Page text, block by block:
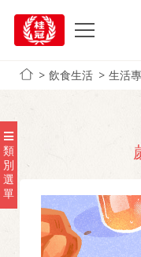
飲食生活 生活
類
別
選
單